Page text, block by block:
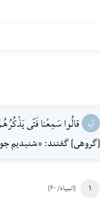
آیه قالُوا سَمِعْنا فَتًى
[گروهى] گفتند: «شنيديم
۱ (انبیاء/ ۶۰)